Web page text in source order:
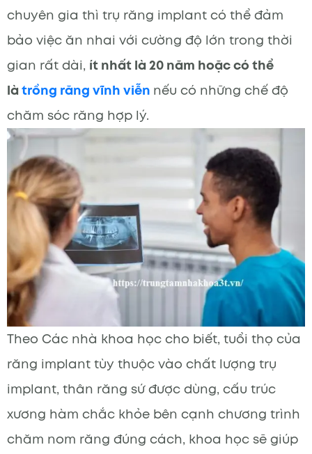
chuyên gia thì trụ răng implant có thể đảm
bảo việc ăn nhai với cường độ lớn trong thời
gian rất dài, ít nhất là 20 năm hoặc có thể
làtrồng răng vĩnh viễn nếu có những chế độ
chăm sóc răng hợp lý.
Theo Các nhà khoa học cho biết, tuổi thọ của
răng implant tùy thuộc vào chất lượng trụ
implant, thân răng sứ được dùng, cấu trúc
xương hàm chắc khỏe bên cạnh chương trình
chăm nom răng đúng cách, khoa học sẽ giúp